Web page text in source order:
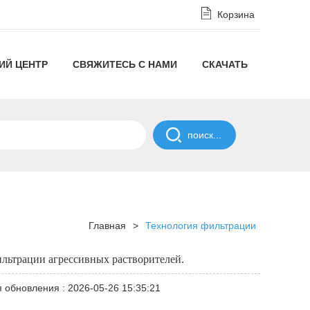
Корзина
ЦЕНТР
с
Политикой
СВЯЖИТЕСЬ С НАМИ СКАЧАТЬ
Главная > Технология фильтрации
агрессивных растворителей.
обновления : 2026-05-26 15:35:21